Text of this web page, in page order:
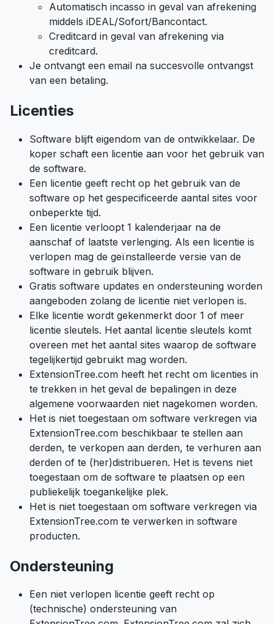
Automatisch incasso in geval van afrekening
middels iDEAL/Sofort/Bancontact.
Creditcard in geval van afrekening via
creditcard.
Je ontvangt een email na succesvolle ontvangst
van een betaling.
Licenties
Software blijft eigendom van de ontwikkelaar. De
koper schaft een licentie aan voor het gebruik van
de software.
Een licentie geeft recht op het gebruik van de
software op het gespecificeerde aantal sites voor
onbeperkte tijd.
Een licentie verloopt 1 kalenderjaar na de
aanschaf of laatste verlenging. Als een licentie is
verlopen mag de geïnstalleerde versie van de
software in gebruik blijven.
Gratis software updates en ondersteuning worden
aangeboden zolang de licentie niet verlopen is.
Elke licentie wordt gekenmerkt door 1 of meer
licentie sleutels. Het aantal licentie sleutels komt
overeen met het aantal sites waarop de software
tegelijkertijd gebruikt mag worden.
ExtensionTree.com heeft het recht om licenties in
te trekken in het geval de bepalingen in deze
algemene voorwaarden niet nagekomen worden.
Het is niet toegestaan om software verkregen via
ExtensionTree.com beschikbaar te stellen aan
derden, te verkopen aan derden, te verhuren aan
derden of te (her)distribueren. Het is tevens niet
toegestaan om de software te plaatsen op een
publiekelijk toegankelijke plek.
Het is niet toegestaan om software verkregen via
ExtensionTree.com te verwerken in software
producten.
Ondersteuning
Een niet verlopen licentie geeft recht op
(technische) ondersteuning van